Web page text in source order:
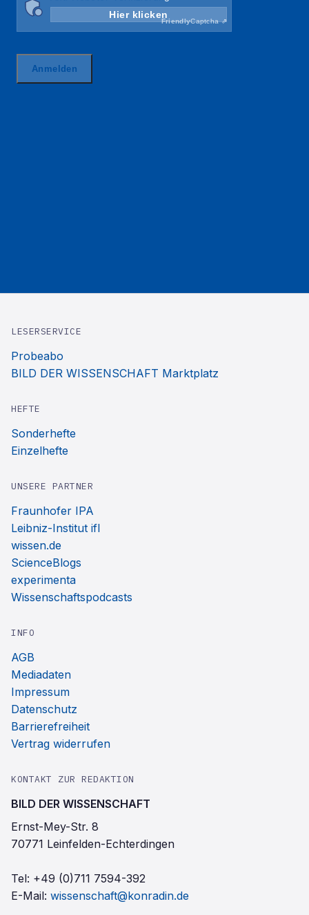
LESERSERVICE
Probeabo
BILD DER WISSENSCHAFT Marktplatz
HEFTE
Sonderhefte
Einzelhefte
UNSERE PARTNER
Fraunhofer IPA
Leibniz-Institut ifl
wissen.de
ScienceBlogs
experimenta
Wissenschaftspodcasts
INFO
AGB
Mediadaten
Impressum
Datenschutz
Barrierefreiheit
Vertrag widerrufen
KONTAKT ZUR REDAKTION
BILD DER WISSENSCHAFT
Ernst-Mey-Str. 8
70771 Leinfelden-Echterdingen
Tel: +49 (0)711 7594-392
E-Mail: wissenschaft@konradin.de